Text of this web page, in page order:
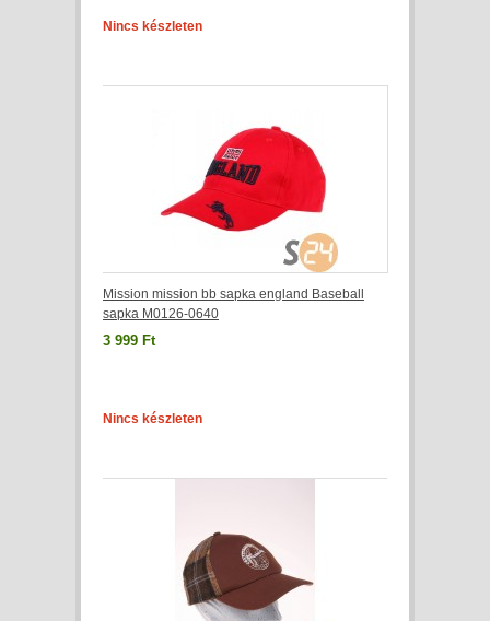
Nincs készleten
Mission mission bb sapka england Baseball
sapka M0126-0640
3 999 Ft
Nincs készleten